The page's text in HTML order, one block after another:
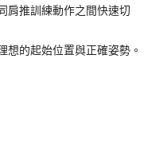
肩推訓練動作之間快速切
想的起始位置與正確姿勢。